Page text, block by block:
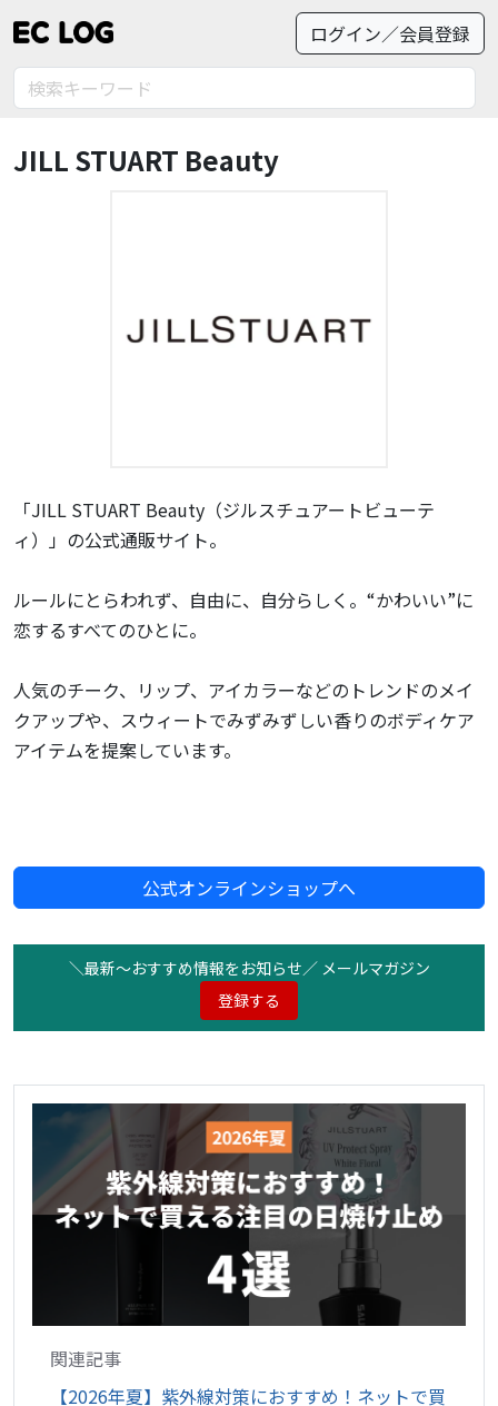
ログイン／会員登録
JILL STUART Beauty
「JILL STUART Beauty（ジルスチュアートビューテ
ィ）」の公式通販サイト。
ルールにとらわれず、自由に、自分らしく。“かわいい”に
恋するすべてのひとに。
人気のチーク、リップ、アイカラーなどのトレンドのメイ
クアップや、スウィートでみずみずしい香りのボディケア
アイテムを提案しています。
公式オンラインショップへ
＼最新〜おすすめ情報をお知らせ／ メールマガジン
登録する
関連記事
【2026年夏】紫外線対策におすすめ！ネットで買